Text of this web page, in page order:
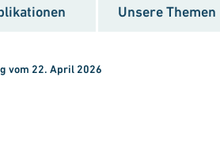
Unsere Themen
vom 22. April 2026